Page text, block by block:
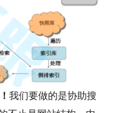
我们要做的是协助搜